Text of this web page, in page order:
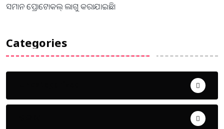
ସମାନ ପ୍ରୋଟୋକଲ୍ ଲାଗୁ କରାଯାଇଛି।
Categories